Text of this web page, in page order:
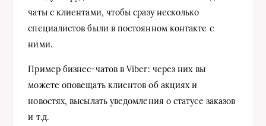
чаты с клиентами, чтобы сразу несколько
специалистов были в постоянном контакте с
ними.
Пример бизнес-чатов в Viber: через них вы
можете оповещать клиентов об акциях и
новостях, высылать уведомления о статусе заказов
и т.д.